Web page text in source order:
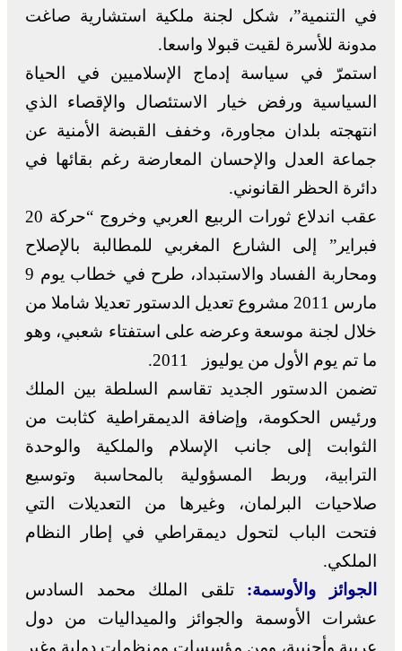
في التنمية”، شكل لجنة ملكية استشارية صاغت
مدونة للأسرة لقيت قبولا واسعا.
استمرّ في سياسة إدماج الإسلاميين في الحياة
السياسية ورفض خيار الاستئصال والإقصاء الذي
انتهجته بلدان مجاورة، وخفف القبضة الأمنية عن
جماعة العدل والإحسان المعارضة رغم بقائها في
دائرة الحظر القانوني.
عقب اندلاع ثورات الربيع العربي وخروج “حركة 20
فبراير” إلى الشارع المغربي للمطالبة بالإصلاح
ومحاربة الفساد والاستبداد، طرح في خطاب يوم 9
مارس 2011 مشروع تعديل الدستور تعديلا شاملا من
خلال لجنة موسعة وعرضه على استفتاء شعبي، وهو
ما تم يوم الأول من يوليوز 2011.
تضمن الدستور الجديد تقاسم السلطة بين الملك
ورئيس الحكومة، وإضافة الديمقراطية كثابت من
الثوابت إلى جانب الإسلام والملكية والوحدة
الترابية، وربط المسؤولية بالمحاسبة وتوسيع
صلاحيات البرلمان، وغيرها من التعديلات التي
فتحت الباب لتحول ديمقراطي في إطار النظام
الملكي.
الجوائز والأوسمة: تلقى الملك محمد السادس
عشرات الأوسمة والجوائز والميداليات من دول